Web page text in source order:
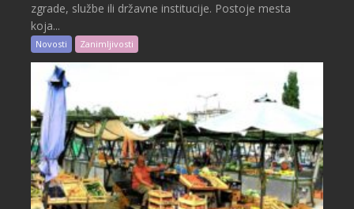
zgrade, službe ili državne institucije. Postoje mesta
koja...
Novosti Zanimljivosti